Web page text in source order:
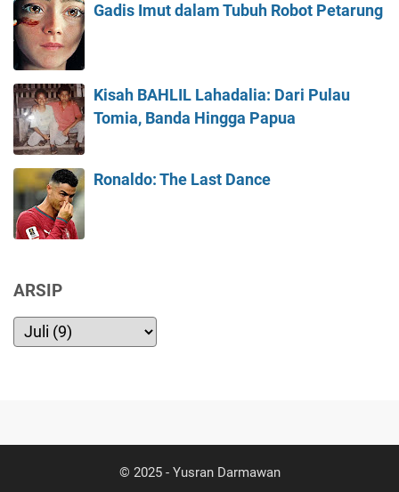
Gadis Imut dalam Tubuh Robot Petarung
Kisah BAHLIL Lahadalia: Dari Pulau
Tomia, Banda Hingga Papua
Ronaldo: The Last Dance
ARSIP
© 2025 - Yusran Darmawan